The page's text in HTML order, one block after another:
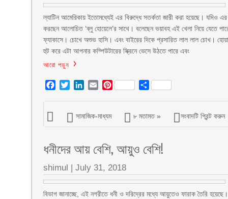
ল্যাটিন আমেরিকায় ইতোমধ্যেই এর বিরুদ্ধে সতর্কতা জারী করা হয়েছে।
করছেন আলোচিত ‘ব্লু হোয়েলে’র সাথে। বলেছেন ভয়াবহ এই খেলা নিয়ে যেতে
ফ্যাকাসে। চোখে অশুভ হাসি। এবং বাইরের দিকে প্রসারিত লাল লাল চোখ।
হুট করে এটা আপনার কম্পিউটারের স্ক্রিনে ভেসে উঠতে পারে এবং
আরো পড়ুন
Facebook
TwitterLinkedIn
EmailPinterest Share
সামাজিক-মাধ্যম ৮ মতামত » সংবাদটি প্রিন্ট করুন
ধনীদের আয় বেশি, আয়ুও বেশি!
shimul | July 31, 2018
বিভাগ জানাচ্ছে, এই নগরীতে ধনী ও দরিদ্রের মধ্যে আয়ুতেও ফারাক তৈরি